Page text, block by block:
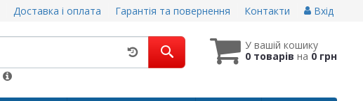
Доставка і оплата Гарантія та повернення Контакти Вхід
У вашій кошику
0 товарів на 0 грн